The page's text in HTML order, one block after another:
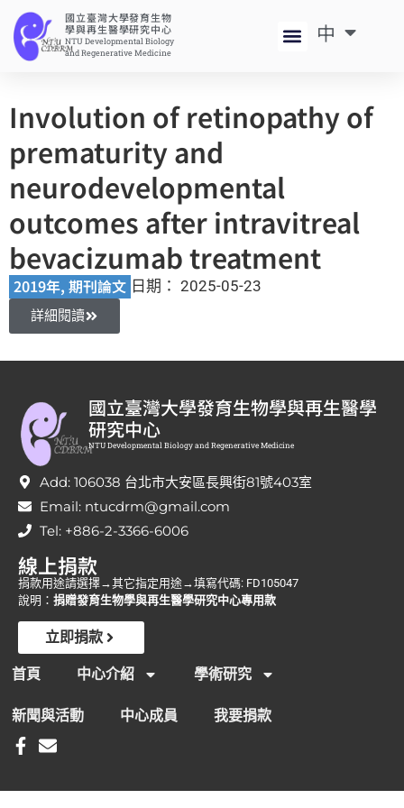
國立臺灣大學發育生物
學與再生醫學研究中心
NTU Developmental Biology
and Regenerative Medicine
中
EN
Involution of retinopathy of
prematurity and
neurodevelopmental
outcomes after intravitreal
bevacizumab treatment
2019年, 期刊論文 日期： 2025-05-23
詳細閱讀
國立臺灣大學發育生物學與再生醫學
研究中心
NTU Developmental Biology and Regenerative Medicine
Add: 106038 台北市大安區長興街81號403室
Email: ntucdrm@gmail.com
Tel: +886-2-3366-6006
線上捐款
捐款用途請選擇→其它指定用途→填寫代碼: FD105047
說明： 捐贈發育生物學與再生醫學研究中心專用款
立即捐款
首頁 中心介紹 學術研究
新聞與活動 中心成員 我要捐款